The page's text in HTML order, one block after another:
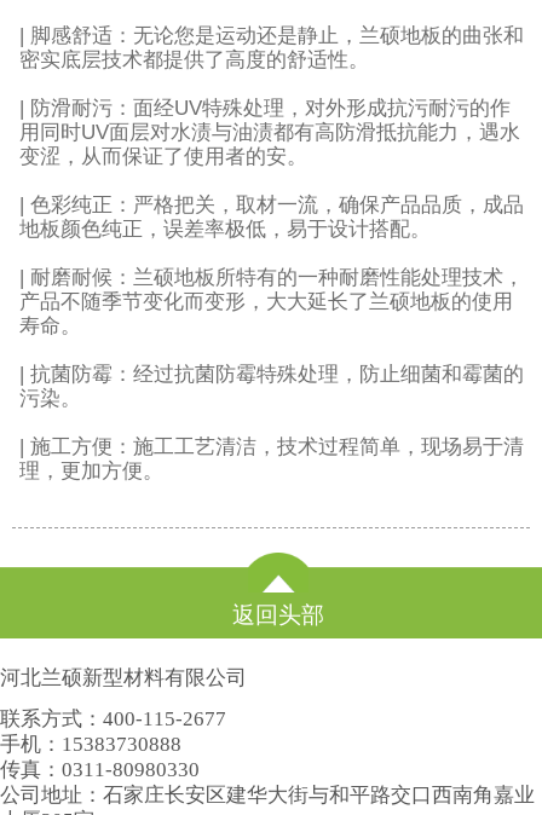
| 脚感舒适：无论您是运动还是静止，兰硕地板的曲张和
密实底层技术都提供了高度的舒适性。
| 防滑耐污：面经UV特殊处理，对外形成抗污耐污的作
用同时UV面层对水渍与油渍都有高防滑抵抗能力，遇水
变涩，从而保证了使用者的安。
| 色彩纯正：严格把关，取材一流，确保产品品质，成品
地板颜色纯正，误差率极低，易于设计搭配。
| 耐磨耐候：兰硕地板所特有的一种耐磨性能处理技术，
产品不随季节变化而变形，大大延长了兰硕地板的使用
寿命。
| 抗菌防霉：经过抗菌防霉特殊处理，防止细菌和霉菌的
污染。
| 施工方便：施工工艺清洁，技术过程简单，现场易于清
理，更加方便。
返回头部
河北兰硕新型材料有限公司
联系方式：400-115-2677
手机：15383730888
传真：0311-80980330
公司地址：石家庄长安区建华大街与和平路交口西南角嘉业